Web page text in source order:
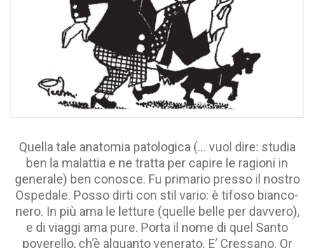
Quella tale anatomia patologica (… vuol dire: studia
ben la malattia e ne tratta per capire le ragioni in
generale) ben conosce. Fu primario presso il nostro
Ospedale. Posso dirti con stil vario: è tifoso bianco-
nero. In più ama le letture (quelle belle per davvero),
e di viaggi ama pure. Porta il nome di quel Santo
poverello, ch’è alquanto venerato. E’ Cressano. Or